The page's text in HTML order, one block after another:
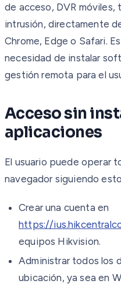
de acceso, DVR
intrusión, directamente
Chrome, Edge o Safari.
necesidad de instalar
gestión remota para el
Acceso sin
aplicaciones
El usuario puede operar
navegador siguiendo
Crear una cuenta en
https://
equipos Hikvision.
Administrar todos los
ubicación, ya sea en